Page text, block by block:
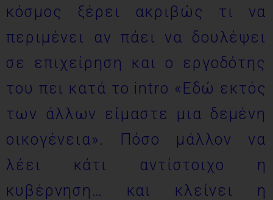
κόσμος ξέρει ακριβώς τι να
περιμένει αν πάει να δουλέψει
σε επιχείρηση και ο εργοδότης
του πει κατά το intro «Εδώ εκτός
των άλλων είμαστε μια δεμένη
οικογένεια». Πόσο μάλλον να
λέει κάτι αντίστοιχο η
κυβέρνηση… και κλείνει η